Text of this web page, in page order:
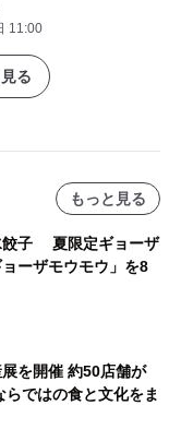
11:00
る
もっと見る
餃子 夏限定ギョーザ
ーザモウモウ」を8
を開催 約50店舗が
らではの食と文化をま